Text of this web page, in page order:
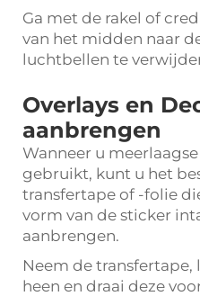
Ga met de rakel of
van het midden naar
luchtbellen te
Overlays en
aanbrengen
Wanneer u
gebruikt, kunt u het
transfertape of -folie
vorm van de sticker
aanbrengen.
Neem de transfertape,
heen en draai deze